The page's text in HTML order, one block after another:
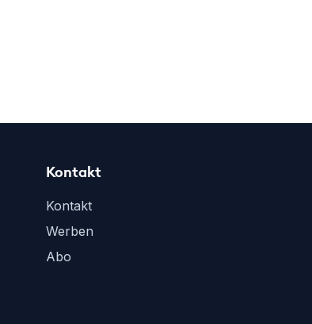
Kontakt
Kontakt
Werben
Abo